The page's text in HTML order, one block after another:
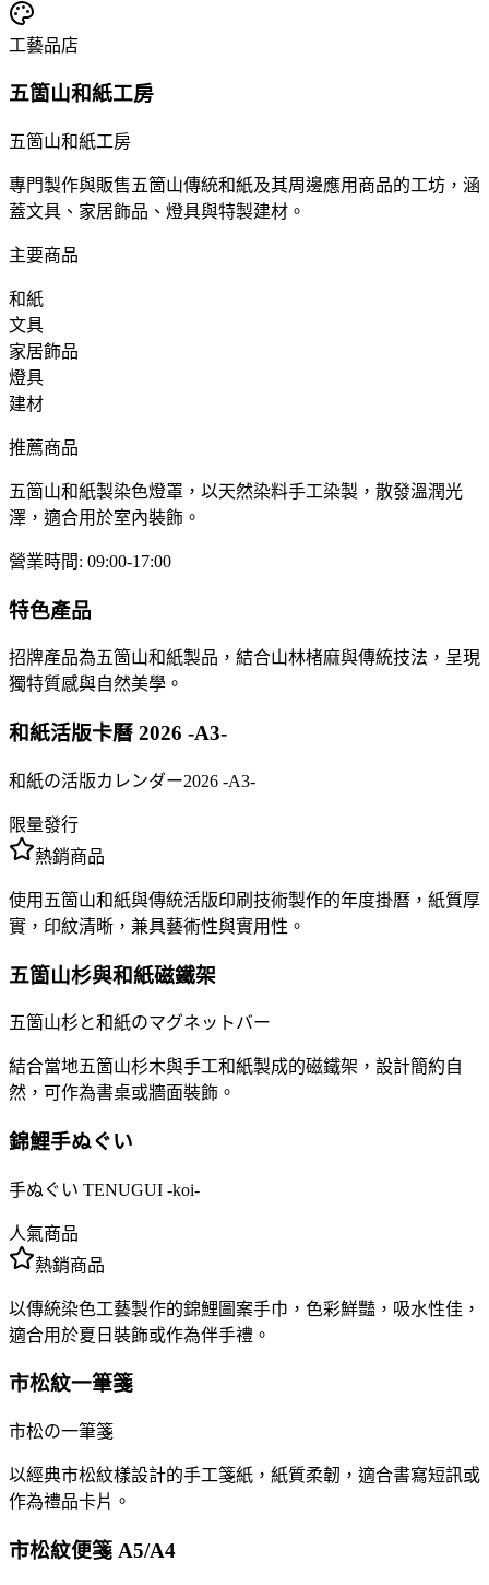
工藝品店
五箇山和紙工房
五箇山和紙工房
專門製作與販售五箇山傳統和紙及其周邊應用商品的工坊，涵
蓋文具、家居飾品、燈具與特製建材。
主要商品
和紙
文具
家居飾品
燈具
建材
推薦商品
五箇山和紙製染色燈罩，以天然染料手工染製，散發溫潤光
澤，適合用於室內裝飾。
營業時間: 09:00-17:00
特色產品
招牌產品為五箇山和紙製品，結合山林楮麻與傳統技法，呈現
獨特質感與自然美學。
和紙活版卡曆 2026 -A3-
和紙の活版カレンダー2026 -A3-
限量發行
熱銷商品
使用五箇山和紙與傳統活版印刷技術製作的年度掛曆，紙質厚
實，印紋清晰，兼具藝術性與實用性。
五箇山杉與和紙磁鐵架
五箇山杉と和紙のマグネットバー
結合當地五箇山杉木與手工和紙製成的磁鐵架，設計簡約自
然，可作為書桌或牆面裝飾。
錦鯉手ぬぐい
手ぬぐい TENUGUI -koi-
人氣商品
熱銷商品
以傳統染色工藝製作的錦鯉圖案手巾，色彩鮮豔，吸水性佳，
適合用於夏日裝飾或作為伴手禮。
市松紋一筆箋
市松の一筆箋
以經典市松紋樣設計的手工箋紙，紙質柔韌，適合書寫短訊或
作為禮品卡片。
市松紋便箋 A5/A4